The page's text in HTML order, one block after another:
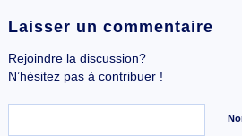
Laisser un commentaire
Rejoindre la discussion?
N’hésitez pas à contribuer !